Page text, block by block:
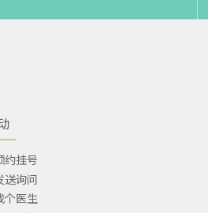
约挂号
送询问
个医生